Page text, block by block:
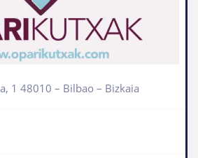
1 48010 – Bilbao – Bizkaia